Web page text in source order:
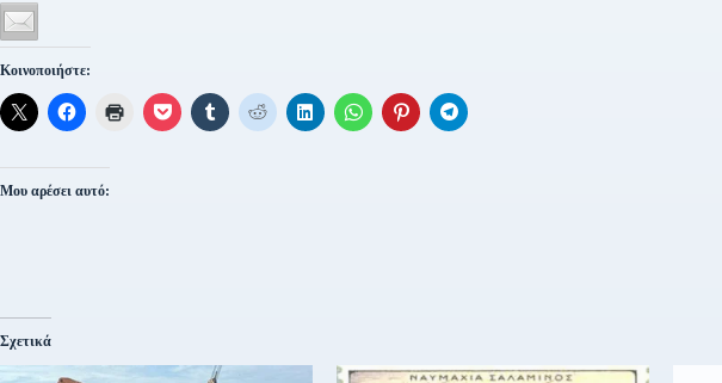
Κοινοποιήστε:
Μου αρέσει αυτό:
Σχετικά